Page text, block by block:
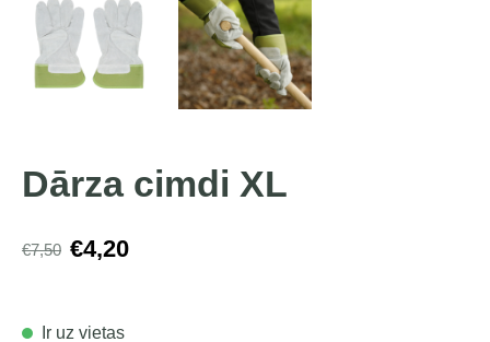
Dārza cimdi XL
€7,50 €4,20
Ir uz vietas